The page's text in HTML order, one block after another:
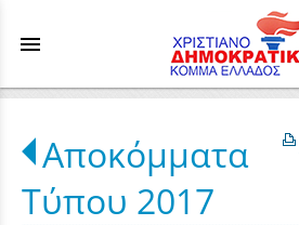
menu
Αποκόμματα
Τύπου 2017